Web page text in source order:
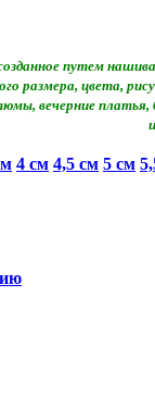
путем
размера, цвета,
вечерние
4 см 4,5 см 5 см